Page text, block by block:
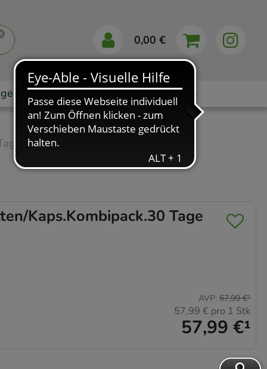
0,00 €
Markenshops Ratgeber App
Kaps.Kombipack.30 Tage
57,99 €¹
AVP: 67,99 €²
57,99 € pro 1 Stk